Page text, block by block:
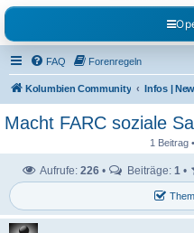
FAQ Forenregeln
Kolumbien Community Infos |
Macht FARC soziale
1 Beitrag
Aufrufe: 226 • Beiträge: 1 •